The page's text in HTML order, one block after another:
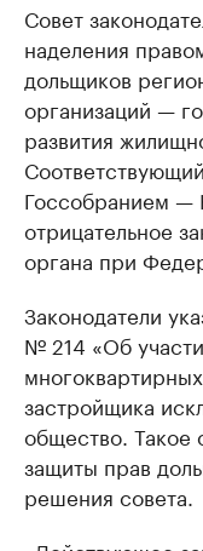
Совет
наделения
дольщиков
организаций —
развития
Госсобранием —
отрицательное
органа при
Законодатели
№ 214 «Об
застройщика
общество. Такое
защиты прав
решения совета.